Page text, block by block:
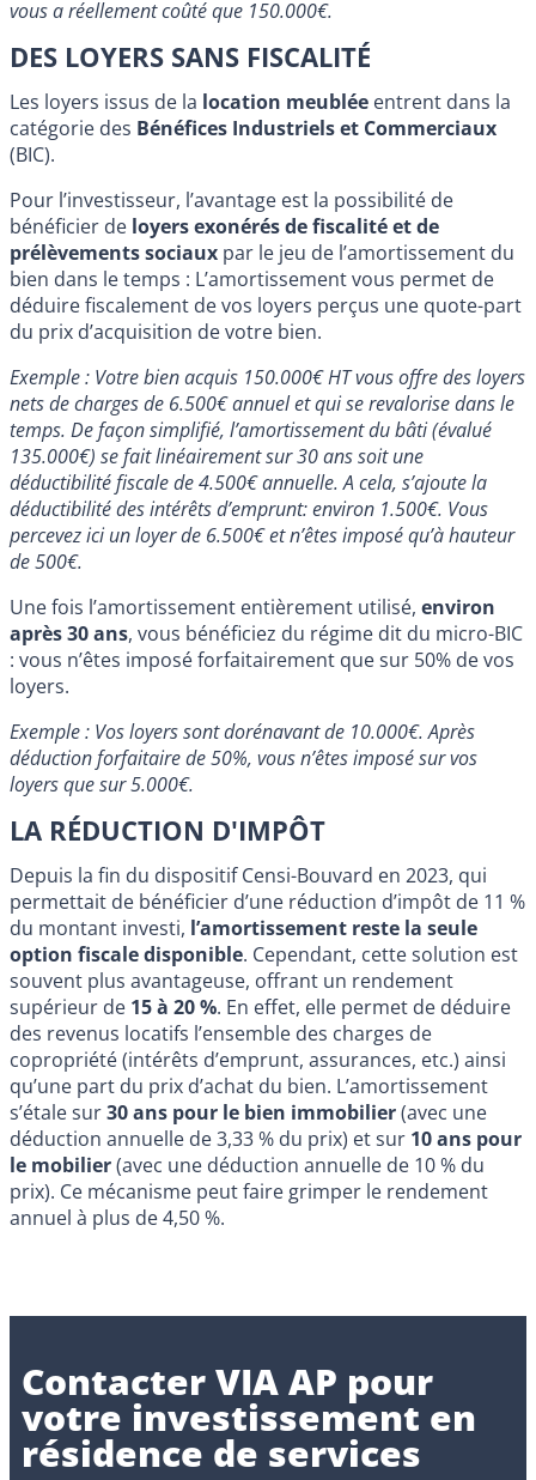
vous a réellement coûté que 150.000€.
DES LOYERS SANS FISCALITÉ
Les loyers issus de la location meublée entrent dans la
catégorie des Bénéfices Industriels et Commerciaux
(BIC).
Pour l’investisseur, l’avantage est la possibilité de
bénéficier de loyers exonérés de fiscalité et de
prélèvements sociaux par le jeu de l’amortissement du
bien dans le temps : L’amortissement vous permet de
déduire fiscalement de vos loyers perçus une quote-part
du prix d’acquisition de votre bien.
Exemple : Votre bien acquis 150.000€ HT vous offre des loyers
nets de charges de 6.500€ annuel et qui se revalorise dans le
temps. De façon simplifié, l’amortissement du bâti (évalué
135.000€) se fait linéairement sur 30 ans soit une
déductibilité fiscale de 4.500€ annuelle. A cela, s’ajoute la
déductibilité des intérêts d’emprunt: environ 1.500€. Vous
percevez ici un loyer de 6.500€ et n’êtes imposé qu’à hauteur
de 500€.
Une fois l’amortissement entièrement utilisé, environ
après 30 ans, vous bénéficiez du régime dit du micro-BIC
: vous n’êtes imposé forfaitairement que sur 50% de vos
loyers.
Exemple : Vos loyers sont dorénavant de 10.000€. Après
déduction forfaitaire de 50%, vous n’êtes imposé sur vos
loyers que sur 5.000€.
LA RÉDUCTION D'IMPÔT
Depuis la fin du dispositif Censi-Bouvard en 2023, qui
permettait de bénéficier d’une réduction d’impôt de 11 %
du montant investi, l’amortissement reste la seule
option fiscale disponible. Cependant, cette solution est
souvent plus avantageuse, offrant un rendement
supérieur de 15 à 20 %. En effet, elle permet de déduire
des revenus locatifs l’ensemble des charges de
copropriété (intérêts d’emprunt, assurances, etc.) ainsi
qu’une part du prix d’achat du bien. L’amortissement
s’étale sur30 ans pour le bien immobilier(avec une
déduction annuelle de 3,33 % du prix) et sur 10 ans pour
le mobilier(avec une déduction annuelle de 10 % du
prix). Ce mécanisme peut faire grimper le rendement
annuel à plus de 4,50 %.
Contacter VIA AP pour
votre investissement en
résidence de services